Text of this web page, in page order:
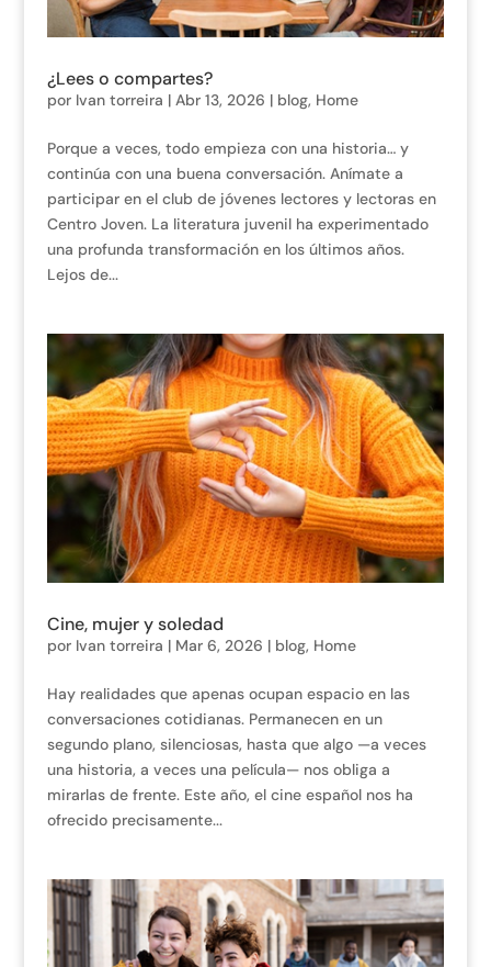
¿Lees o compartes?
por Ivan torreira | Abr 13, 2026 | blog, Home
Porque a veces, todo empieza con una historia… y
continúa con una buena conversación. Anímate a
participar en el club de jóvenes lectores y lectoras en
Centro Joven. La literatura juvenil ha experimentado
una profunda transformación en los últimos años.
Lejos de...
Cine, mujer y soledad
por Ivan torreira | Mar 6, 2026 | blog, Home
Hay realidades que apenas ocupan espacio en las
conversaciones cotidianas. Permanecen en un
segundo plano, silenciosas, hasta que algo —a veces
una historia, a veces una película— nos obliga a
mirarlas de frente. Este año, el cine español nos ha
ofrecido precisamente...